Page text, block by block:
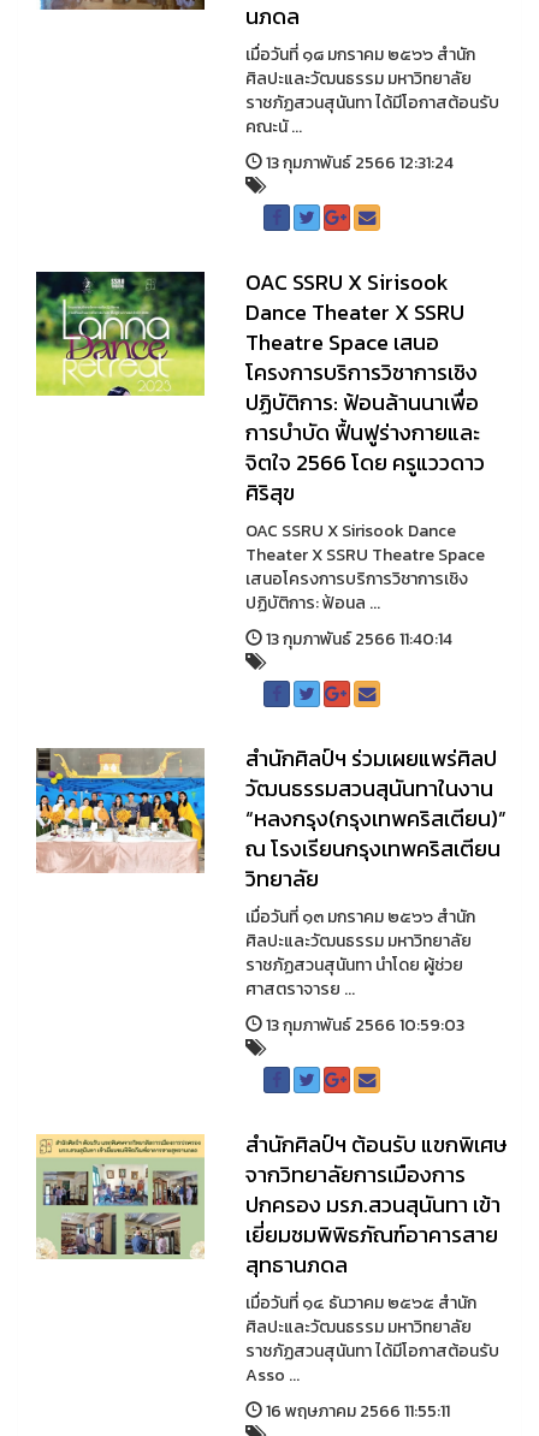
นภดล
เมื่อวันที่ ๑๘ มกราคม ๒๕๖๖ สำนัก
ศิลปะและวัฒนธรรม มหาวิทยาลัย
ราชภัฏสวนสุนันทา ได้มีโอกาสต้อนรับ
คณะนั ...
13 กุมภาพันธ์ 2566 12:31:24
OAC SSRU X Sirisook
Dance Theater X SSRU
Theatre Space เสนอ
โครงการบริการวิชาการเชิง
ปฏิบัติการ: ฟ้อนล้านนาเพื่อ
การบำบัด ฟื้นฟูร่างกายและ
จิตใจ 2566 โดย ครูแววดาว
ศิริสุข
OAC SSRU X Sirisook Dance
Theater X SSRU Theatre Space
เสนอโครงการบริการวิชาการเชิง
ปฏิบัติการ: ฟ้อนล ...
13 กุมภาพันธ์ 2566 11:40:14
สำนักศิลป์ฯ ร่วมเผยแพร่ศิลป
วัฒนธรรมสวนสุนันทาในงาน
“หลงกรุง(กรุงเทพคริสเตียน)”
ณ โรงเรียนกรุงเทพคริสเตียน
วิทยาลัย
เมื่อวันที่ ๑๓ มกราคม ๒๕๖๖ สำนัก
ศิลปะและวัฒนธรรม มหาวิทยาลัย
ราชภัฏสวนสุนันทา นำโดย ผู้ช่วย
ศาสตราจารย ...
13 กุมภาพันธ์ 2566 10:59:03
สำนักศิลป์ฯ ต้อนรับ แขกพิเศษ
จากวิทยาลัยการเมืองการ
ปกครอง มรภ.สวนสุนันทา เข้า
เยี่ยมชมพิพิธภัณฑ์อาคารสาย
สุทธานภดล
เมื่อวันที่ ๑๔ ธันวาคม ๒๕๖๕ สำนัก
ศิลปะและวัฒนธรรม มหาวิทยาลัย
ราชภัฏสวนสุนันทา ได้มีโอกาสต้อนรับ
Asso ...
16 พฤษภาคม 2566 11:55:11